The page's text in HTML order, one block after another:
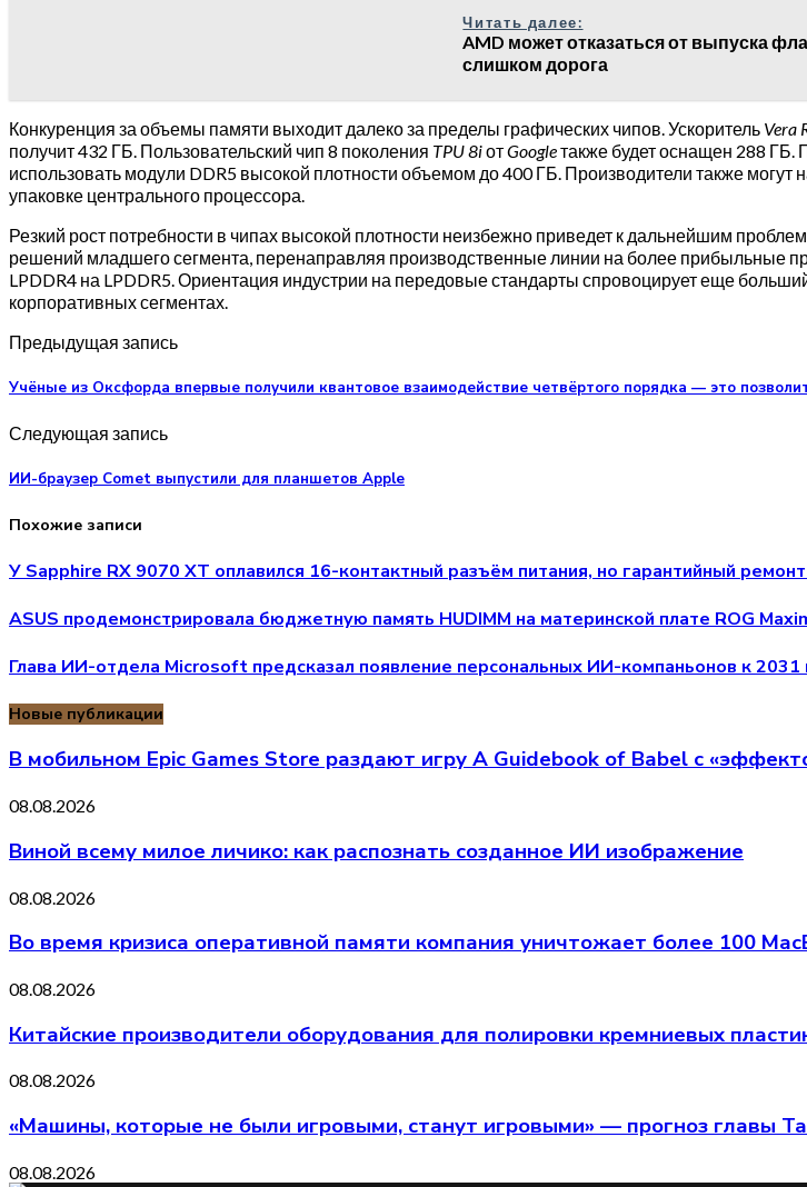
Читать далее:
AMD может отказаться от выпуска
слишком дорога
Конкуренция за объемы памяти выходит далеко за пределы графических чипов. Ускоритель Vera
получит 432 ГБ. Пользовательский чип 8 поколения TPU 8iотGoogleтакже будет оснащен 288
использовать модули DDR5 высокой плотности объемом до 400 ГБ. Производители также
упаковке центрального процессора.
Резкий рост потребности в чипах высокой плотности неизбежно приведет к дальнейшим
решений младшего сегмента, перенаправляя производственные линии на более прибыльные
LPDDR4 на LPDDR5. Ориентация индустрии на передовые стандарты спровоцирует еще
корпоративных сегментах.
Предыдущая запись
Учёные из Оксфорда впервые получили квантовое взаимодействие четвёртого порядка — это
Следующая запись
ИИ-браузер Comet выпустили для планшетов Apple
Похожие записи
У Sapphire RX 9070 XT оплавился 16-контактный разъём питания, но гарантийный
ASUS продемонстрировала бюджетную память HUDIMM на материнской плате ROG
Глава ИИ-отдела Microsoft предсказал появление персональных ИИ-компаньонов к 2031
Новые публикации
В мобильном Epic Games Store раздают игру A Guidebook of Babel с
08.08.2026
Виной всему милое личико: как распознать созданное ИИ изображение
08.08.2026
Во время кризиса оперативной памяти компания уничтожает более 100
08.08.2026
Китайские производители оборудования для полировки кремниевых
08.08.2026
«Машины, которые не были игровыми, станут игровыми» — прогноз главы
08.08.2026